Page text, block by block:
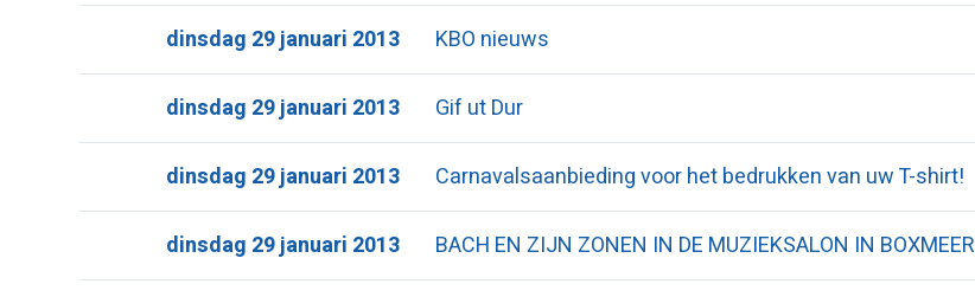
KBO nieuws
dinsdag 29 januari 2013
Gif ut Dur
dinsdag 29 januari 2013
Carnavalsaanbieding voor het bedrukken van uw T-shirt!
dinsdag 29 januari 2013
BACH EN ZIJN ZONEN IN DE MUZIEKSALON IN BOXMEER
dinsdag 29 januari 2013